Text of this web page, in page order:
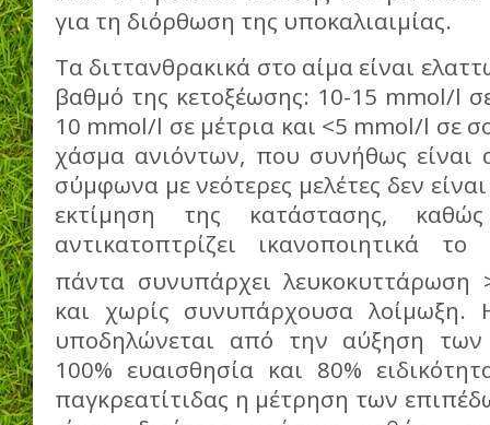
για τη διόρθωση της υποκαλιαιμίας.
Τα διττανθρακικά στο αίμα είναι
βαθμό της κετοξέωσης: 10-15 mmol/l
10 mmol/l σε μέτρια και <5 mmol/l σε
χάσμα ανιόντων, που συνήθως είναι
σύμφωνα με νεότερες μελέτες δεν
εκτίμηση της κατάστασης,
αντικατοπτρίζει ικανοποιητικά
πάντα συνυπάρχει λευκοκυττάρωση
και χωρίς συνυπάρχουσα λοίμωξη.
υποδηλώνεται από την αύξηση των
100% ευαισθησία και 80%
παγκρεατίτιδας η μέτρηση των